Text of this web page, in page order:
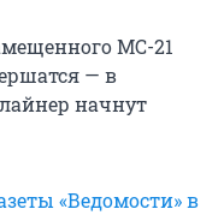
МС-21
— в
лайнер начнут
«Ведомости» в